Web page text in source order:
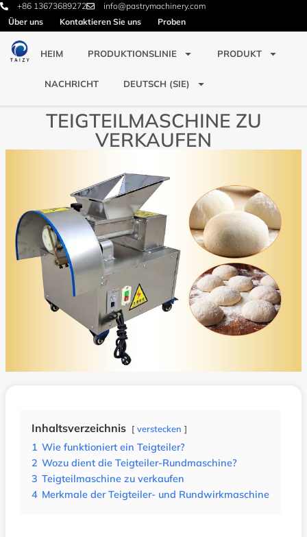
+86 13673689272
info@pastrymachinery.com
Über uns
Kontaktieren Sie uns Proben
HEIM PRODUKTIONSLINIE PRODUKT
NACHRICHT DEUTSCH (SIE)
TEIGTEILMASCHINE ZU
VERKAUFEN
Inhaltsverzeichnis verstecken
1 Wie funktioniert ein Teigteiler?
2 Wozu dient die Teigteiler-Rundmaschine?
3 Teigteilmaschine zu verkaufen
4 Merkmale der Teigteiler- und Rundwirkmaschine